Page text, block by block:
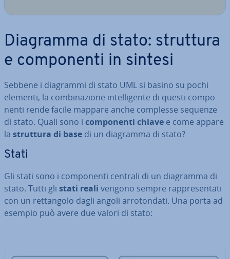
Diagramma di stato: struttura
e com­po­nen­ti in sintesi
Sebbene i diagrammi di stato UML si basino su pochi
elementi, la com­bi­na­zio­ne in­tel­li­gen­te di questi com­po­
nen­ti rende facile mappare anche complesse sequenze
di stato. Quali sono i com­po­nen­ti chiave e come appare
la struttura di base di un diagramma di stato?
Stati
Gli stati sono i com­po­nen­ti centrali di un diagramma di
stato. Tutti gli stati reali vengono sempre rap­pre­sen­ta­ti
con un ret­tan­go­lo dagli angoli ar­ro­ton­da­ti. Una porta ad
esempio può avere due valori di stato: